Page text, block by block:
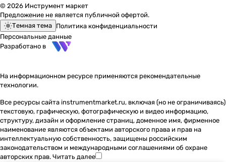
© 2026 Инструмент маркет
Предложение не является публичной офертой.
Темная тема Политика конфиденциальности
Персональные данные
Разработано в
На информационном ресурсе применяются рекомендательные
технологии.
Все ресурсы сайта instrumentmarket.ru, включая (но не ограничиваясь)
текстовую, графическую, фотографическую и видео информацию,
структуру, дизайн и оформление страниц, доменное имя, фирменное
наименование являются объектами авторского права и прав на
интеллектуальную собственность, защищены российским
законодательством и международными соглашениями об охране
авторских прав. Читать далее